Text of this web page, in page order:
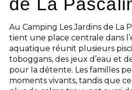
Au Camping Les Jardins de La
tient une place centrale dans
aquatique réunit plusieurs
toboggans, des jeux d’eau et
pour la détente. Les familles
moments vivants, tandis que